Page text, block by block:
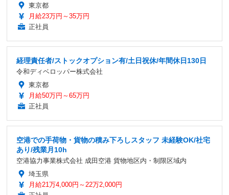
東京都
月給23万円～35万円
正社員
経理責任者/ストックオプション有/土日祝休/年間休日130日
令和ディベロッパー株式会社
東京都
月給50万円～65万円
正社員
空港での手荷物・貨物の積み下ろしスタッフ 未経験OK/社宅
あり/残業月10h
空港協力事業株式会社 成田空港 貨物地区内・制限区域内
埼玉県
月給21万4,000円～22万2,000円